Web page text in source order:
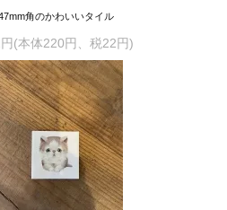
角のかわいいタイル
(本体220円、税22円)